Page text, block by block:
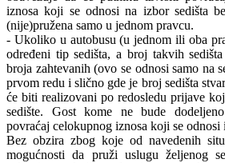
iznosa koji se odnosi na izbor sedišta
(nije)pružena samo u jednom pravcu.
- Ukoliko u autobusu (u jednom ili oba
određeni tip sedišta, a broj takvih
broja zahtevanih (ovo se odnosi samo na
prvom redu i slično gde je broj sedišta
će biti realizovani po redosledu prijave
sedište. Gost kome ne bude
povraćaj celokupnog iznosa koji se odnosi
Bez obzira zbog koje od navedenih
mogućnosti da pruži uslugu željenog